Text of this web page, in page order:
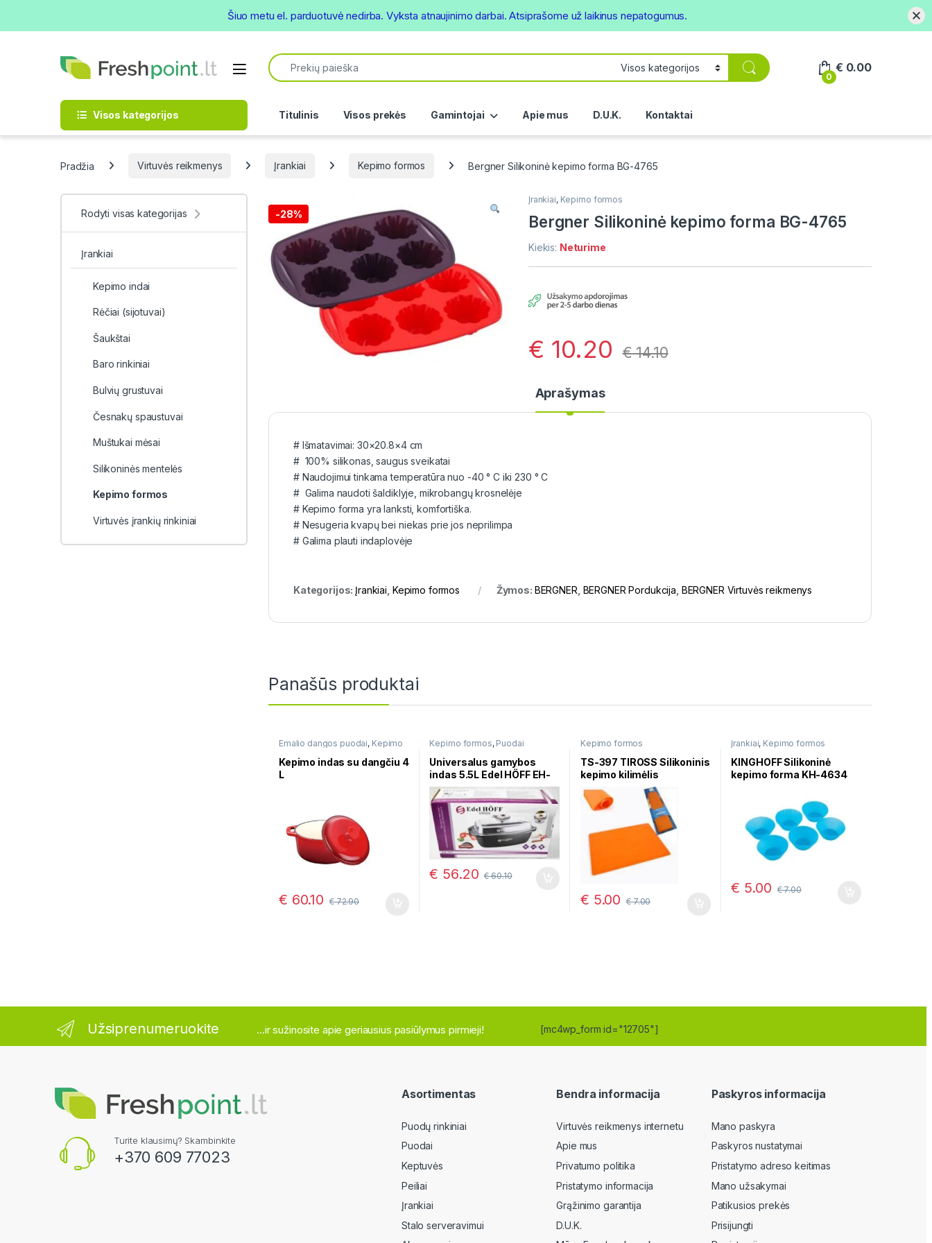
Open
Search for:
0
€ 0.00
Visos kategorijos Titulinis Visos prekės Gamintojai Apie mus D.U.K. Kontaktai
Pradžia Virtuvės reikmenys Įrankiai Kepimo formos Bergner Silikoninė kepimo forma BG-4765
-28%
Įrankiai, Kepimo formos
Bergner Silikoninė kepimo forma BG-4765
Kiekis: Neturime
€ 10.20 €14.10
Aprašymas
# Išmatavimai: 30×20.8×4 cm
# 100% silikonas, saugus sveikatai
# Naudojimui tinkama temperatūra nuo -40 ° С iki 230 ° С
# Galima naudoti šaldiklyje, mikrobangų krosnelėje
# Kepimo forma yra lanksti, komfortiška.
# Nesugeria kvapų bei niekas prie jos neprilimpa
# Galima plauti indaplovėje
Kategorijos: Įrankiai Kepimo formos Žymos: BERGNER BERGNER Pordukcija BERGNER Virtuvės reikmenys
Panašūs produktai
Emalio dangos puodai, Kepimo
troškinimui
Kepimo indas su dangčiu 4
L
€ 60.10 €72.90
Kepimo formos, Puodai
Universalus gamybos
indas 5.5L Edel HÖFF EH-
7527
€ 56.20 €60.10
Kepimo formos
TS-397 TIROSS Silikoninis
kepimo kilimėlis
€ 5.00 €7.00
Įrankiai, Kepimo formos
KINGHOFF Silikoninė
kepimo forma KH-4634
€ 5.00 €7.00
Rodyti visas kategorijas
Įrankiai
Kepimo indai
Rėčiai (sijotuvai)
Šaukštai
Baro rinkiniai
Bulvių grustuvai
Česnakų spaustuvai
Muštukai mėsai
Silikoninės mentelės
Kepimo formos
Virtuvės įrankių rinkiniai
Užsiprenumeruokite ...ir sužinosite apie geriausius pasiūlymus pirmieji! [mc4wp_form id="12705"]
Turite klausimų? Skambinkite
+370 609 77023
Asortimentas
Puodų rinkiniai
Puodai
Keptuvės
Peiliai
Įrankiai
Stalo serveravimui
Bendra informacija
Virtuvės reikmenys internetu
Apie mus
Privatumo politika
Pristatymo informacija
Grąžinimo garantija
D.U.K.
Paskyros informacija
Mano paskyra
Paskyros nustatymai
Pristatymo adreso keitimas
Mano užsakymai
Patikusios prekės
Prisijungti
Šiuo metu el. parduotuvė nedirba. Vyksta atnaujinimo darbai. Atsiprašome už laikinus nepatogumus.